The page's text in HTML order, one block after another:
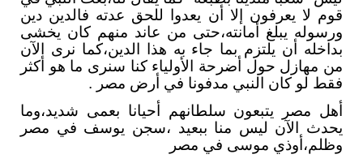
قوم لا يعرفون إلا أن يعدوا للحق عدته فالدين دين
ورسوله يبلغ أمانته،حتى من عاند منهم كان يخشى
بداخله أن يلتزم بما جاء به هذا الدين،كما نرى الآن
من مهازل حول أضرحة الأولياء كنا سنرى ما هو أكثر
فقط لو كان النبي مدفونا في أرض مصر .
أهل مصر يتبعون سلطانهم أحيانا بعمى شديد،وما
يحدث الآن ليس منا ببعيد ،سجن يوسف في مصر
وظلم،أوذي موسى في مصر